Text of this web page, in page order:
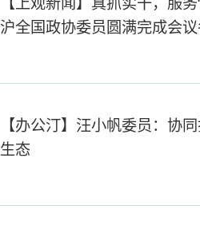
沪全国政协委员圆满完成会
【办公汀】汪小帆委员：协
生态